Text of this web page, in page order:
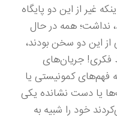
غیر از این دو پایگاه
نداشت؛ همه در حال
این دو سخن بودند،
فکری! جریان‌های
فهم‌های کمونیستی یا
یا دست نشانده یکی
خود را شبیه به